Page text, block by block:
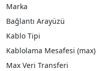
Marka
Bağlantı Arayüzü
Kablo Tipi
Kablolama Mesafesi (max)
Max Veri Transferi